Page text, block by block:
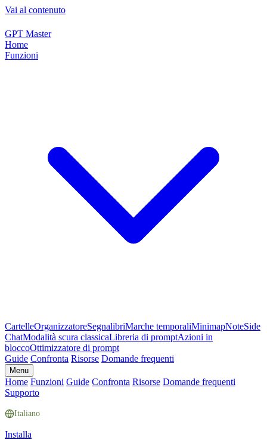
Vai al contenuto
GPT Master
Home
Funzioni
CartelleOrganizzatoreSegnalibriMarche temporaliMinimapNoteSide
ChatModalità scura classicaLibreria di promptAzioni in
bloccoOttimizzatore di prompt
Guide Confronta Risorse Domande frequenti
Menu
Home Funzioni Guide Confronta Risorse Domande frequenti
Supporto
Italiano
Installa